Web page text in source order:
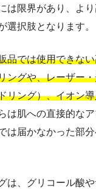
は限界があり、よ
選択肢となります。
品では使用できな
ングや、レーザー
リング）、イオン
は肌への直接的な
は届かなかった部
は、グリコール酸